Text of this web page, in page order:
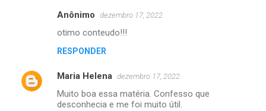
Anônimo dezembro 17, 2022
otimo conteudo!!!
RESPONDER
Maria Helena dezembro 17, 2022
Muito boa essa matéria. Confesso que
desconhecia e me foi muito útil.